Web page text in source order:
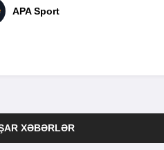
APA Sport
XƏBƏRLƏR